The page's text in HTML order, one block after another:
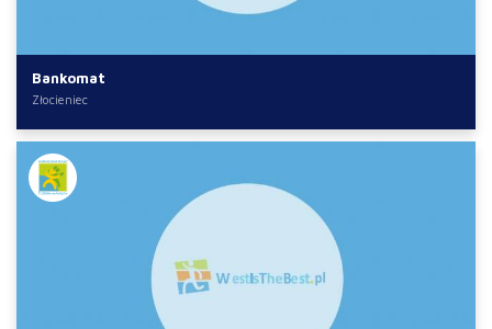
Bankomat
Złocieniec